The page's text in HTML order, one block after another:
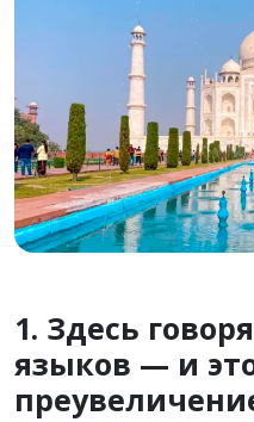
1. Здесь
языков — и